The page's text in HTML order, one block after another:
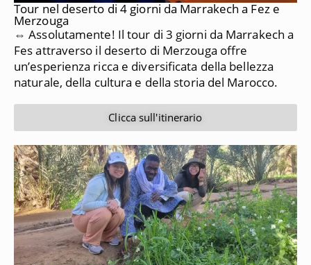
Tour nel deserto di 4 giorni da Marrakech a Fez e
Merzouga
⇔ Assolutamente! Il tour di 3 giorni da Marrakech a
Fes attraverso il deserto di Merzouga offre
un’esperienza ricca e diversificata della bellezza
naturale, della cultura e della storia del Marocco.
Clicca sull'itinerario